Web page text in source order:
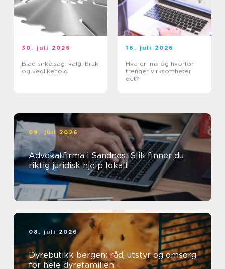
30. juli 2026
Blad sirkelsag: valg, bruk
og vedlikehold
16. juli 2026
Hva er lms og hvorfor
trenger virksomheter
det?
09. juli 2026
Advokatfirma i Sandnes: Slik finner du
riktig juridisk hjelp lokalt
08. juli 2026
Dyrebutikk bergen: råd, utstyr og omsorg
for hele dyrefamilien